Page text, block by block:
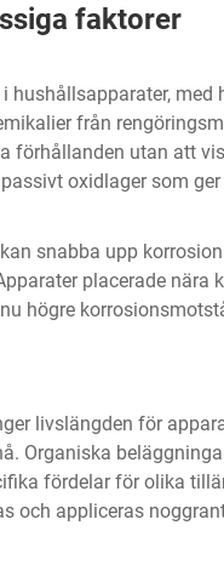
faktorer
med
från
utan att
oxidlager som
snabba upp
placerade nära
högre
livslängden för
Organiska
fördelar för olika
och appliceras